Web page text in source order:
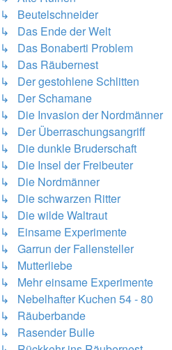
↳ Beutelschneider
↳ Das Ende der Welt
↳ Das Bonaberti Problem
↳ Das Räubernest
↳ Der gestohlene Schlitten
↳ Der Schamane
↳ Die Invasion der Nordmänner
↳ Der Überraschungsangriff
↳ Die dunkle Bruderschaft
↳ Die Insel der Freibeuter
↳ Die Nordmänner
↳ Die schwarzen Ritter
↳ Die wilde Waltraut
↳ Einsame Experimente
↳ Garrun der Fallensteller
↳ Mutterliebe
↳ Mehr einsame Experimente
↳ Nebelhafter Kuchen 54 - 80
↳ Räuberbande
↳ Rasender Bulle